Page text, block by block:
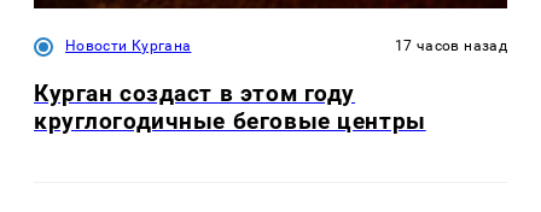
Новости Кургана 17 часов назад
Курган создаст в этом году
круглогодичные беговые центры